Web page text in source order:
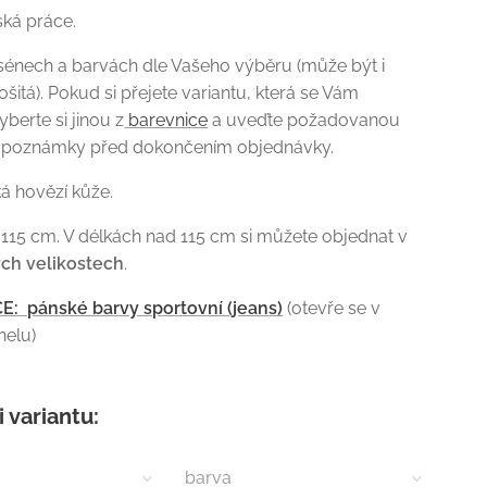
práce.
a barvách dle Vašeho výběru (může být i
Pokud si přejete variantu, která se Vám
si jinou z barevnice a uveďte požadovanou
před dokončením objednávky.
hovězí kůže.
cm. V délkách nad 115 cm si můžete objednat v
velikostech.
pánské barvy sportovní (jeans) (otevře se v
variantu:
barva